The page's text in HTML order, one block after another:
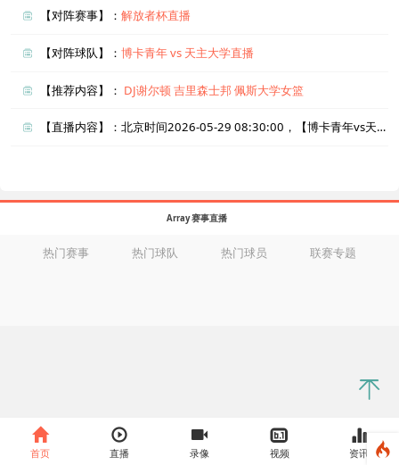
【对阵赛事】：解放者杯直播
【对阵球队】：博卡青年 vs 天主大学直播
【推荐内容】： DJ谢尔顿吉里森士邦佩斯大学女篮
【直播内容】：北京时间2026-05-29 08:30:00，【博卡青年vs天主大学】直播准时在线播放，喜欢看比赛的朋友可以提前收藏本页面以免错过直播。盈点直播网_足球直播还为您在本页面索引了相关直播、博卡青年直播、天主大学直播的近期比赛列表以及两队历史交锋、两队赛程。
Array 赛事直播
首页 直播 录像 视频 资讯
热门赛事 热门球队 热门球员 联赛专题